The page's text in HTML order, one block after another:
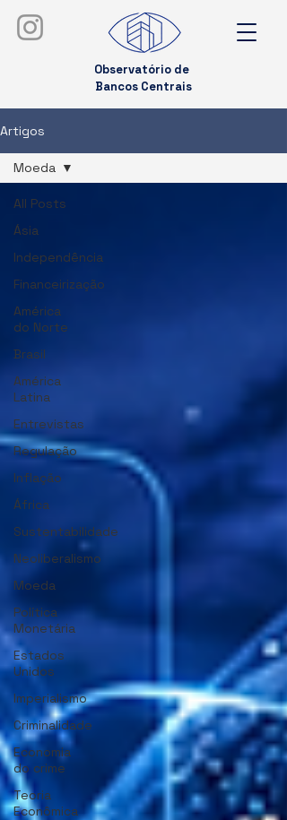
Observatório de
Bancos Centrais
Artigos
All Posts
Ásia
Independência
Financeirização
América
do Norte
Brasil
América
Latina
Entrevistas
Regulação
Inflação
África
Sustentabilidade
Neoliberalismo
Moeda
Política
Monetária
Estados
Unidos
Imperialismo
Criminalidade
Economia
do crime
Teoria
Econômica
Moeda